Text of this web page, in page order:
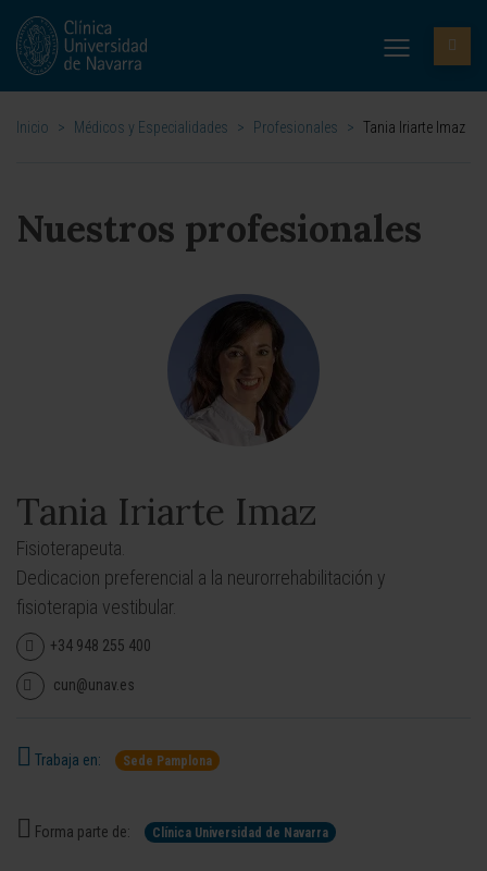
Inicio > Médicos y Especialidades > Profesionales > Tania Iriarte Imaz
Nuestros profesionales
Tania Iriarte Imaz
Fisioterapeuta.
Dedicacion preferencial a la neurorrehabilitación y
fisioterapia vestibular.
+34 948 255 400
cun@unav.es
Trabaja en: Sede Pamplona
Forma parte de: Clínica Universidad de Navarra